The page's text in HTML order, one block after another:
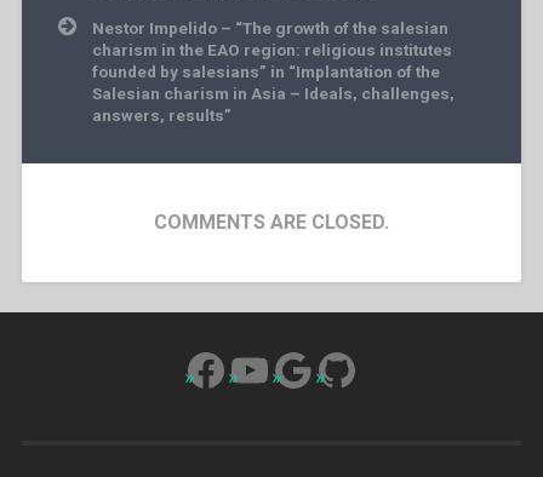
Nestor Impelido – “The growth of the salesian
charism in the EAO region: religious institutes
founded by salesians” in “Implantation of the
Salesian charism in Asia – Ideals, challenges,
answers, results”
COMMENTS ARE CLOSED.
Facebook
YouTube
Google
GitHub